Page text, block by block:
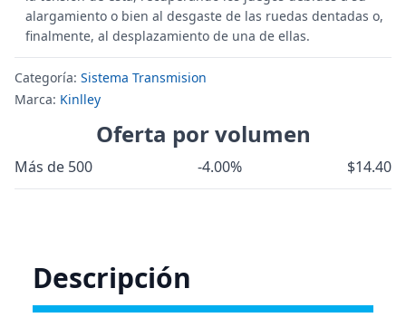
alargamiento o bien al desgaste de las ruedas dentadas o,
finalmente, al desplazamiento de una de ellas.
Categoría: Sistema Transmision
Marca: Kinlley
Oferta por volumen
Más de 500 -4.00% $14.40
Descripción